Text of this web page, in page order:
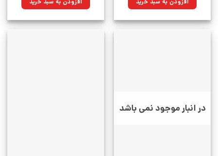
بود.
افزودن به سبد خرید بود.
افزودن به سبد خرید
در انبار موجود نمی باشد